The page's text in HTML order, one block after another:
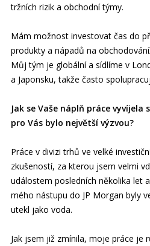
tržních rizik a obchodní týmy.
Mám možnost investovat čas do
produkty a nápadů na
Můj tým je globální a sídlíme v
a Japonsku, takže často
Jak se Vaše náplň práce vyvíjela
pro Vás bylo největší výzvou?
Práce v divizi trhů ve velké
zkušeností, za kterou jsem velmi
událostem posledních několika let
mého nástupu do JP Morgan byly
utekl jako voda.
Jak jsem již zmínila, moje práce je